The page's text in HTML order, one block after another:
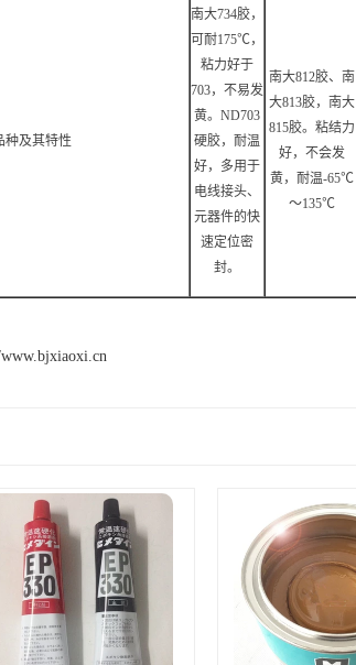
种及其特性
南大734胶，
可耐175℃，
粘力好于
703，不易发
黄。ND703
硬胶，耐温
好，多用于
电线接头、
元器件的快
速定位密
封。
南大812胶、南
大813胶，南大
815胶。粘结力
好，不会发
黄，耐温-65℃
～135℃